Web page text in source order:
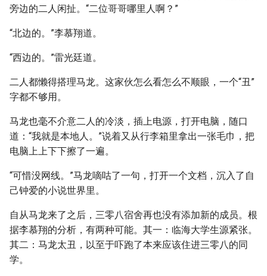
旁边的二人闲扯。“二位哥哥哪里人啊？”
“北边的。”李慕翔道。
“西边的。”雷光廷道。
二人都懒得搭理马龙。这家伙怎么看怎么不顺眼，一个“丑”
字都不够用。
马龙也毫不介意二人的冷淡，插上电源，打开电脑，随口
道：“我就是本地人。”说着又从行李箱里拿出一张毛巾，把
电脑上上下下擦了一遍。
“可惜没网线。”马龙嘀咕了一句，打开一个文档，沉入了自
己钟爱的小说世界里。
自从马龙来了之后，三零八宿舍再也没有添加新的成员。根
据李慕翔的分析，有两种可能。其一：临海大学生源紧张。
其二：马龙太丑，以至于吓跑了本来应该住进三零八的同
学。